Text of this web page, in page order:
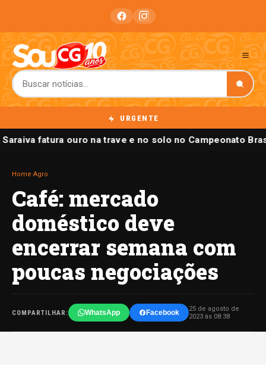
URGENTE
Saraiva fatura ouro na trave e no solo no Campeonato
Home Agro
Café: mercado
doméstico deve
encerrar semana com
poucas negociações
COMPARTILHAR: WhatsApp Facebook
25 de agosto de
2023 às 08:38